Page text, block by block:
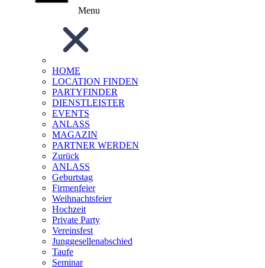
Menu
HOME
LOCATION FINDEN
PARTYFINDER
DIENSTLEISTER
EVENTS
ANLASS
MAGAZIN
PARTNER WERDEN
Zurück
ANLASS
Geburtstag
Firmenfeier
Weihnachtsfeier
Hochzeit
Private Party
Vereinsfest
Junggesellenabschied
Taufe
Seminar